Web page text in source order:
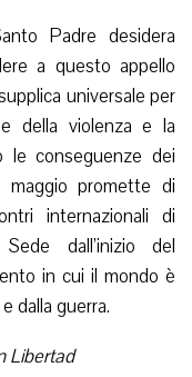
Padre desidera
a questo appello
universale per
della violenza e la
le conseguenze dei
promette di
internazionali di
dall’inizio del
in cui il mondo è
dalla guerra.
Libertad